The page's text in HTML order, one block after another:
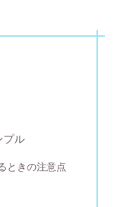
プル
ときの注意点